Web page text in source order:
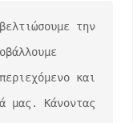
την
και
μας. Κάνοντας